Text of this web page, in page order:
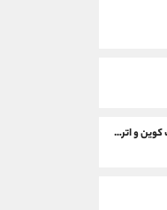
ورود 169 میلیون دلار سرمایه به ETF های بیت کوین و اتریوم